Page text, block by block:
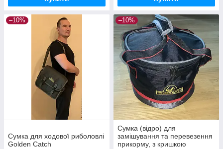
–10%
Сумка для ходової риболовлі
Golden Catch
–10%
Сумка (відро) для
замішування та перевезення
прикорму, з кришкою